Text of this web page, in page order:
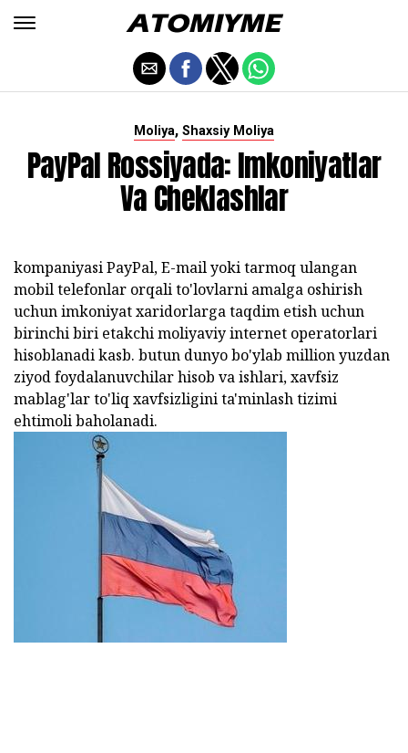
Moliya, Shaxsiy Moliya
PayPal Rossiyada: Imkoniyatlar
Va Cheklashlar
kompaniyasi PayPal, E-mail yoki tarmoq ulangan
mobil telefonlar orqali to'lovlarni amalga oshirish
uchun imkoniyat xaridorlarga taqdim etish uchun
birinchi biri etakchi moliyaviy internet operatorlari
hisoblanadi kasb. butun dunyo bo'ylab million yuzdan
ziyod foydalanuvchilar hisob va ishlari, xavfsiz
mablag'lar to'liq xavfsizligini ta'minlash tizimi
ehtimoli baholanadi.